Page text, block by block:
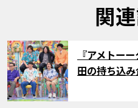
関
サムネイル
『アメトー
田の持ち込